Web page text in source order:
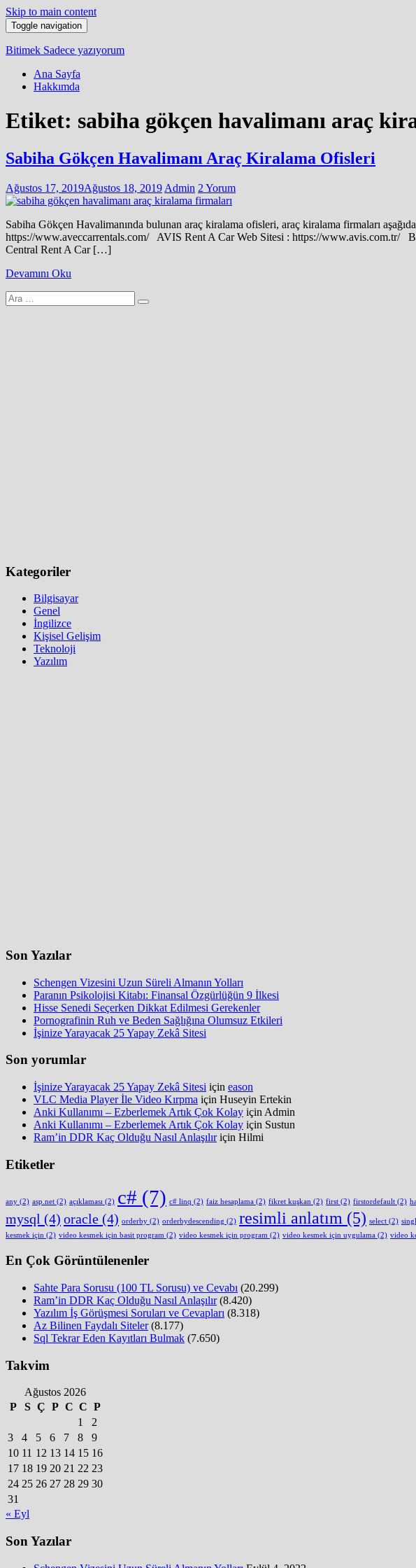
Skip to main content
Toggle navigation
Bitimek Sadece yazıyorum
Ana Sayfa
Hakkımda
Etiket: sabiha gökçen havalimanı araç
Sabiha Gökçen Havalimanı Araç Kiralama Ofisleri
Ağustos 17, 2019Ağustos 18, 2019 Admin 2 Yorum
Sabiha Gökçen Havalimanında bulunan araç kiralama ofisleri, araç kiralama firmaları
https://www.aveccarrentals.com/ AVIS Rent A Car Web Sitesi : https://www.avis.com.tr/
Central Rent A Car […]
Devamını Oku
Arama
yap:
Kategoriler
Bilgisayar
Genel
İngilizce
Kişisel Gelişim
Teknoloji
Yazılım
Son Yazılar
Schengen Vizesini Uzun Süreli Almanın Yolları
Paranın Psikolojisi Kitabı: Finansal Özgürlüğün 9 İlkesi
Hisse Senedi Seçerken Dikkat Edilmesi Gerekenler
Pornografinin Ruh ve Beden Sağlığına Olumsuz Etkileri
İşinize Yarayacak 25 Yapay Zekâ Sitesi
Son yorumlar
İşinize Yarayacak 25 Yapay Zekâ Sitesi için eason
VLC Media Player İle Video Kırpma için Huseyin Ertekin
Anki Kullanımı – Ezberlemek Artık Çok Kolay için Admin
Anki Kullanımı – Ezberlemek Artık Çok Kolay için Sustun
Ram’in DDR Kaç Olduğu Nasıl Anlaşılıriçin Hilmi
Etiketler
any (2) asp.net (2) açıklaması (2) c# (7) c# linq (2) faiz hesaplama (2) fikret kuşkan (2) first (2) firstordefault (2)
mysql (4) oracle (4) orderby (2) orderbydescending (2) resimli anlatım (5) select (2)
kesmek için (2) video kesmek için basit program (2) video kesmek için program (2) video kesmek için uygulama (2) video
En Çok Görüntülenenler
Sahte Para Sorusu (100 TL Sorusu) ve Cevabı (20.299)
Ram’in DDR Kaç Olduğu Nasıl Anlaşılır (8.420)
Yazılım İş Görüşmesi Soruları ve Cevapları (8.318)
Az Bilinen Faydalı Siteler (8.177)
Sql Tekrar Eden Kayıtları Bulmak (7.650)
Takvim
Ağustos 2026
P
S Ç P C C P
1
2
3
4 5 6 7 8
9
10 11 12 13 14 15 16
17 18 19 20 21 22 23
24 25 26 27 28 29 30
31
« Eyl
Son Yazılar